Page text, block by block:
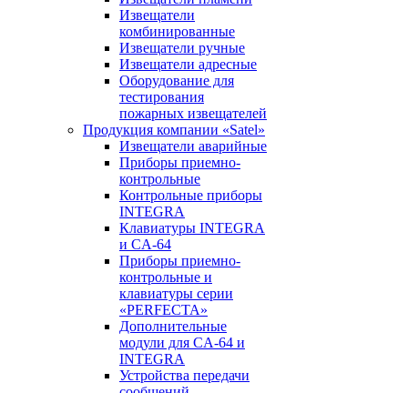
Извещатели
комбинированные
Извещатели ручные
Извещатели адресные
Оборудование для
тестирования
пожарных извещателей
Продукция компании «Satel»
Извещатели аварийные
Приборы приемно-
контрольные
Контрольные приборы
INTEGRA
Клавиатуры INTEGRA
и CA-64
Приборы приемно-
контрольные и
клавиатуры серии
«PERFECTA»
Дополнительные
модули для CA-64 и
INTEGRA
Устройства передачи